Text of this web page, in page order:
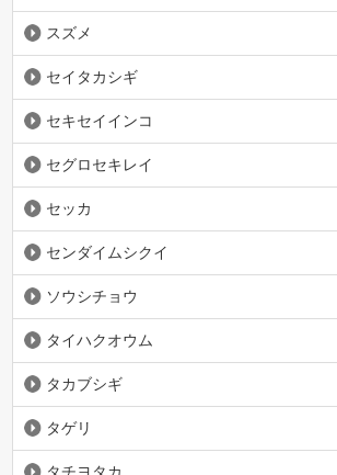
スズメ
セイタカシギ
セキセイインコ
セグロセキレイ
セッカ
センダイムシクイ
ソウシチョウ
タイハクオウム
タカブシギ
タゲリ
タチヨタカ